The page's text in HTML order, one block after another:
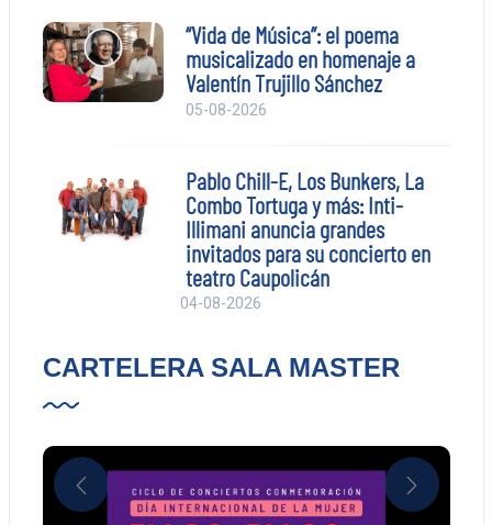
“Vida de Música”: el poema
musicalizado en homenaje a
Valentín Trujillo Sánchez
05-08-2026
Pablo Chill-E, Los Bunkers, La
Combo Tortuga y más: Inti-
Illimani anuncia grandes
invitados para su concierto en
teatro Caupolicán
04-08-2026
CARTELERA SALA MASTER
Anterior